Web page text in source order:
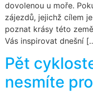
dovolenou u moře.
zájezdů, jejichž cílem
poznat krásy této
Vás inspirovat dnešní
Pět
nesmíte